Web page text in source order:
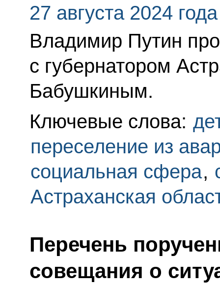
27 августа 2024 года
Владимир Путин
с губернатором
Бабушкиным.
Ключевые слова:
переселение из
социальная сфера,
Астраханская
Перечень
совещания о